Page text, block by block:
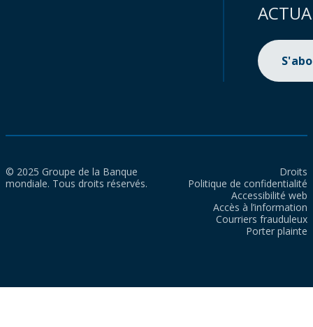
© 2025 Groupe de la Banque
mondiale. Tous droits réservés.
Droits
Politique de confidentialité
Accessibilité web
Accès à l’information
Courriers frauduleux
Porter plainte